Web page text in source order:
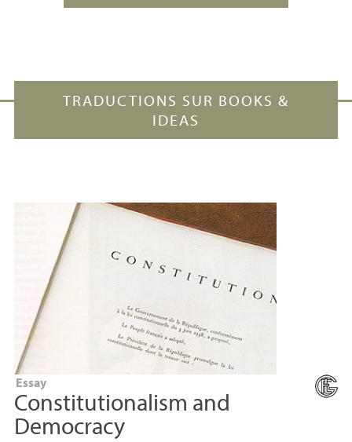
TRADUCTIONS SUR BOOKS &
IDEAS
Essay
Constitutionalism and
Democracy